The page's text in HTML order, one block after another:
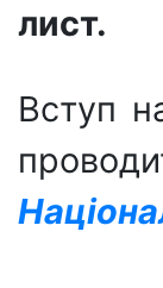
лист.
Вступ